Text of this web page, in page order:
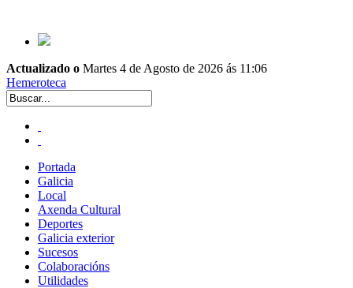
Actualizado o Martes 4 de Agosto de 2026 ás 11:06
Hemeroteca
Portada
Galicia
Local
Axenda Cultural
Deportes
Galicia exterior
Sucesos
Colaboracións
Utilidades